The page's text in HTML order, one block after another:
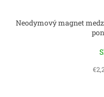
Neodymový magnet